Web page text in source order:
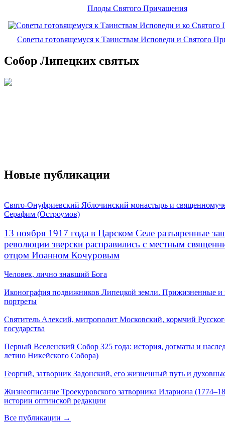
Плоды Святого Причащения
Советы готовящемуся к Таинствам Исповеди и Святого
Собор Липецких святых
Новые публикации
Свято-Онуфриевский Яблочинский монастырь и
Серафим (Остроумов)
13 ноября 1917 года в Царском Селе разъяренные
революции зверски расправились с местным
отцом Иоанном Кочуровым
Человек, лично знавший Бога
Иконография подвижников Липецкой земли. Прижизненные и
портреты
Святитель Алексий, митрополит Московский, кормчий
государства
Первый Вселенский Собор 325 года: история, догматы и
летию Никейского Собора)
Георгий, затворник Задонский, его жизненный путь и
Жизнеописание Троекуровского затворника Илариона
истории оптинской редакции
Все публикации →